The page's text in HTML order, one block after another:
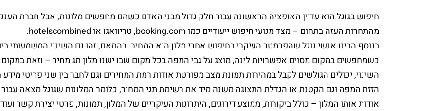
חיפוש בגוגל הוא עדיין האופציה הראשונה עבור חלק גדול מבני האדם כשהם מחפשים מלונות, אבל חברת
מהתחרות העזה בתחום – מצד מנועי חיפוש ייעודיים כמו booking.com, טריוואגו או hotelscombined.
כשמחפשים במקום מסוים אפשרויות לינה, מוצג על גבי המפה בכל מקום שבו ישנו מלון תג מחיר – וזאת
השינוי, יכולים הגולשים לקבל במהירות תמונת מצב מפורטת אודות רמת המחירים וגם לחבר בין שני פריטי מידע
הזזת המפה וגם הקטנת או הגדלת התצוגה משנה מיד את רשימת תגי המחיר, כלומר המלונות שגוגל מצאה
אודות אותו המלון – כולל ביקורות, ממוצע דירוגים, היתרונות העיקריים של המלון, תמונות, פרטי יצירת קשר